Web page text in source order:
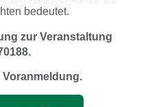
bedeutet.
zur Veranstaltung